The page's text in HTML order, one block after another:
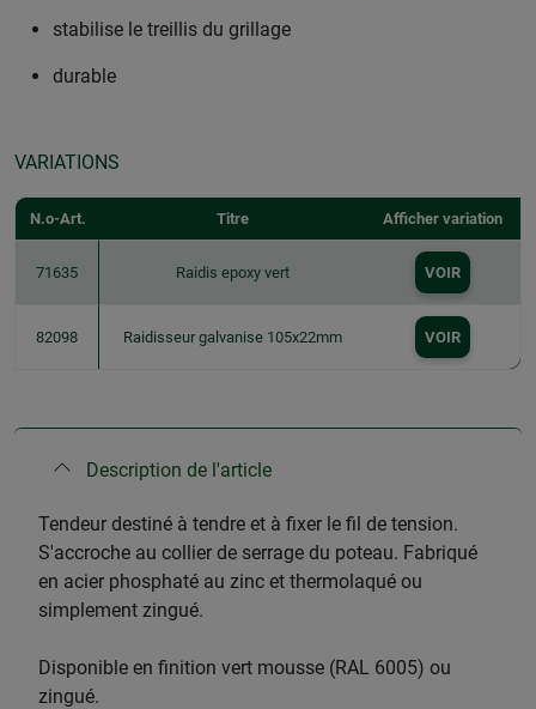
stabilise le treillis du grillage
durable
VARIATIONS
N.o-Art. Titre Afficher variation
71635 Raidis epoxy vert VOIR
82098 Raidisseur galvanise 105x22mm VOIR
Description de l'article
Tendeur destiné à tendre et à fixer le fil de tension.
S'accroche au collier de serrage du poteau. Fabriqué
en acier phosphaté au zinc et thermolaqué ou
simplement zingué.
Disponible en finition vert mousse (RAL 6005) ou
zingué.